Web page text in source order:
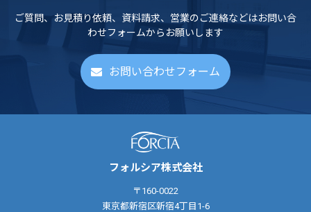
ご質問、お見積り依頼、資料請求、営業のご連絡などはお問い合
わせフォームからお願いします
お問い合わせフォーム
フォルシア株式会社
〒160-0022
東京都新宿区新宿4丁目1-6